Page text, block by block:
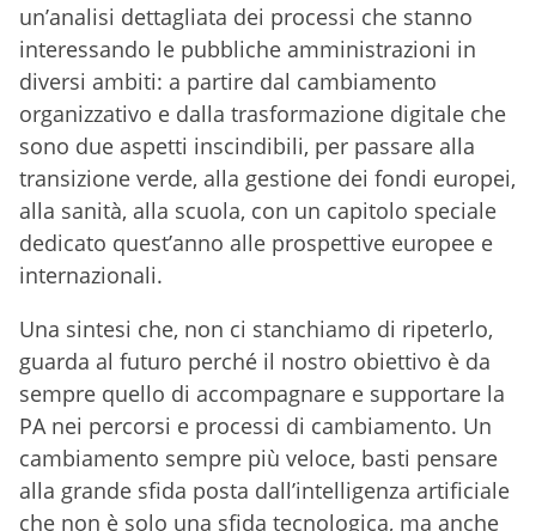
un’analisi dettagliata dei processi che stanno
interessando le pubbliche amministrazioni in
diversi ambiti: a partire dal cambiamento
organizzativo e dalla trasformazione digitale che
sono due aspetti inscindibili, per passare alla
transizione verde, alla gestione dei fondi europei,
alla sanità, alla scuola, con un capitolo speciale
dedicato quest’anno alle prospettive europee e
internazionali.
Una sintesi che, non ci stanchiamo di ripeterlo,
guarda al futuro perché il nostro obiettivo è da
sempre quello di accompagnare e supportare la
PA nei percorsi e processi di cambiamento. Un
cambiamento sempre più veloce, basti pensare
alla grande sfida posta dall’intelligenza artificiale
che non è solo una sfida tecnologica, ma anche